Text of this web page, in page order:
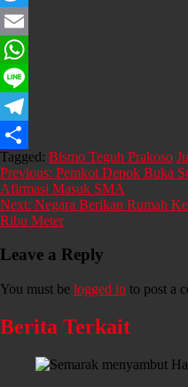
Twitter
Email
WhatsApp
Line
Telegram
Share
Tagged: Bismo Teguh Prakoso
Post
navigation
Previous: Pemkot Depok Buka
Afirmasi Masuk SMA
Next: Negara Berikan Rumah
Ribu Meter
Leave a Reply
You must be logged in to post a
Berita Terkait